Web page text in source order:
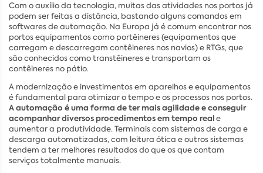
Com o auxílio da tecnologia, muitas das atividades nos portos já
podem ser feitas a distância, bastando alguns comandos em
softwares de automação. Na Europa já é comum encontrar nos
portos equipamentos como portêineres (equipamentos que
carregam e descarregam contêineres nos navios) e RTGs, que
são conhecidos como transtêineres e transportam os
contêineres no pátio.
A modernização e investimentos em aparelhos e equipamentos
é fundamental para otimizar o tempo e os processos nos portos.
A automação é uma forma de ter mais agilidade e conseguir
acompanhar diversos procedimentos em tempo reale
aumentar a produtividade. Terminais com sistemas de carga e
descarga automatizadas, com leitura ótica e outros sistemas
tendem a ter melhores resultados do que os que contam
serviços totalmente manuais.